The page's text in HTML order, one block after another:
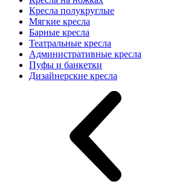
Кресла полукруглые
Мягкие кресла
Барные кресла
Театральные кресла
Административные кресла
Пуфы и банкетки
Дизайнерские кресла